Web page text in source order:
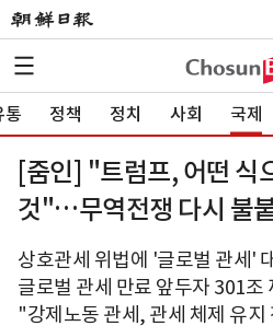
통 정책 정치 사회 국제
[줌인] "트럼프, 어떤 식
것"…무역전쟁 다시 불
상호관세 위법에 '글로벌 관세'
글로벌 관세 만료 앞두자 301조
"강제노동 관세, 관세 체제 유지